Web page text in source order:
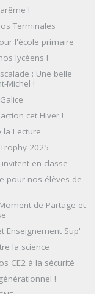
!
Terminales
l'école primaire
lycéens !
: Une belle
Michel !
cet Hiver !
la Lecture
2025
en classe
pour nos élèves de
de Partage et
Enseignement Sup'
la science
CE2 à la sécurité
!